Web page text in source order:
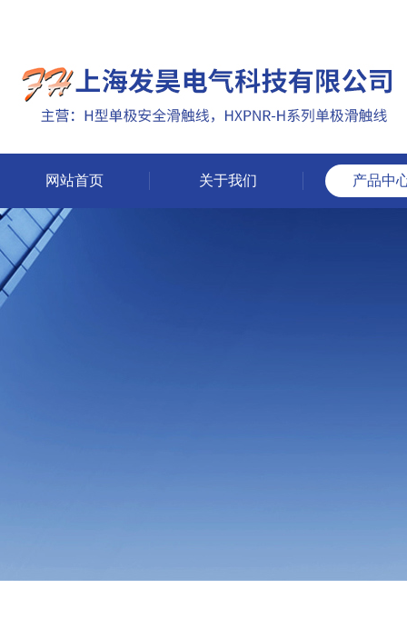
网站首页 关于我们 产品中